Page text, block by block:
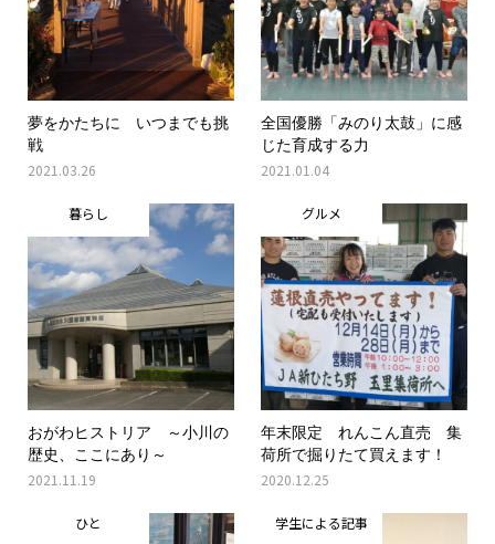
夢をかたちに いつまでも挑
戦
2021.03.26
全国優勝「みのり太鼓」に感
じた育成する力
2021.01.04
暮らし
おがわヒストリア ～小川の
歴史、ここにあり～
2021.11.19
グルメ
年末限定 れんこん直売 集
荷所で掘りたて買えます！
2020.12.25
ひと 学生による記事